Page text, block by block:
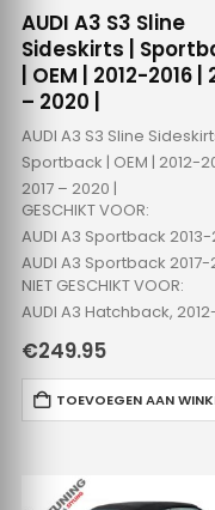
AUDI A3 S3 Sline
Sideskirts |
| OEM | 2012-2016 |
– 2020 |
AUDI A3 S3 Sline
Sportback | OEM | 2012-
2017 – 2020 |
GESCHIKT VOOR:
AUDI A3 Sportback 2013-
AUDI A3 Sportback 2017-
NIET GESCHIKT VOOR:
AUDI A3 Hatchback,
AUDI A3 Sedan…
€249.95
TOEVOEGEN AAN